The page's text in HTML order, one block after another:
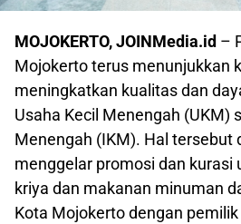
MOJOKERTO, JOINMedia.id –
Mojokerto terus menunjukkan
meningkatkan kualitas dan
Usaha Kecil Menengah (UKM)
Menengah (IKM). Hal tersebut
menggelar promosi dan kurasi
kriya dan makanan minuman
Kota Mojokerto dengan